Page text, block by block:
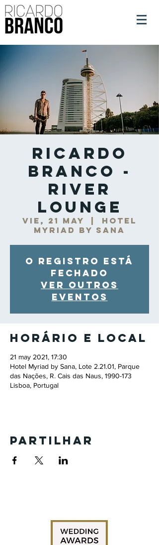
Ricardo
Branco -
River
Lounge
vie, 21 may
Hotel
Myriad by Sana
O registro está
fechado
Ver outros
eventos
Horário e local
21 may 2021, 17:30
Hotel Myriad by Sana, Lote 2.21.01, Parque
das Nações, R. Cais das Naus, 1990-173
Lisboa, Portugal
Partilhar